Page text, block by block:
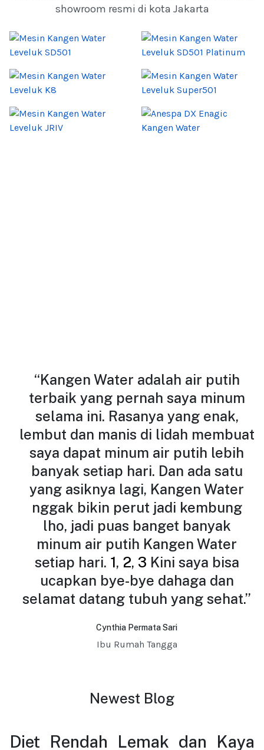
showroom resmi di kota Jakarta
“Kangen Water adalah air putih
terbaik yang pernah saya minum
selama ini. Rasanya yang enak,
lembut dan manis di lidah membuat
saya dapat minum air putih lebih
banyak setiap hari. Dan ada satu
yang asiknya lagi, Kangen Water
nggak bikin perut jadi kembung
lho, jadi puas banget banyak
minum air putih Kangen Water
setiap hari. 1, 2, 3 Kini saya bisa
ucapkan bye-bye dahaga dan
selamat datang tubuh yang sehat.”
Cynthia Permata Sari
Ibu Rumah Tangga
Newest Blog
Diet Rendah Lemak dan Kaya